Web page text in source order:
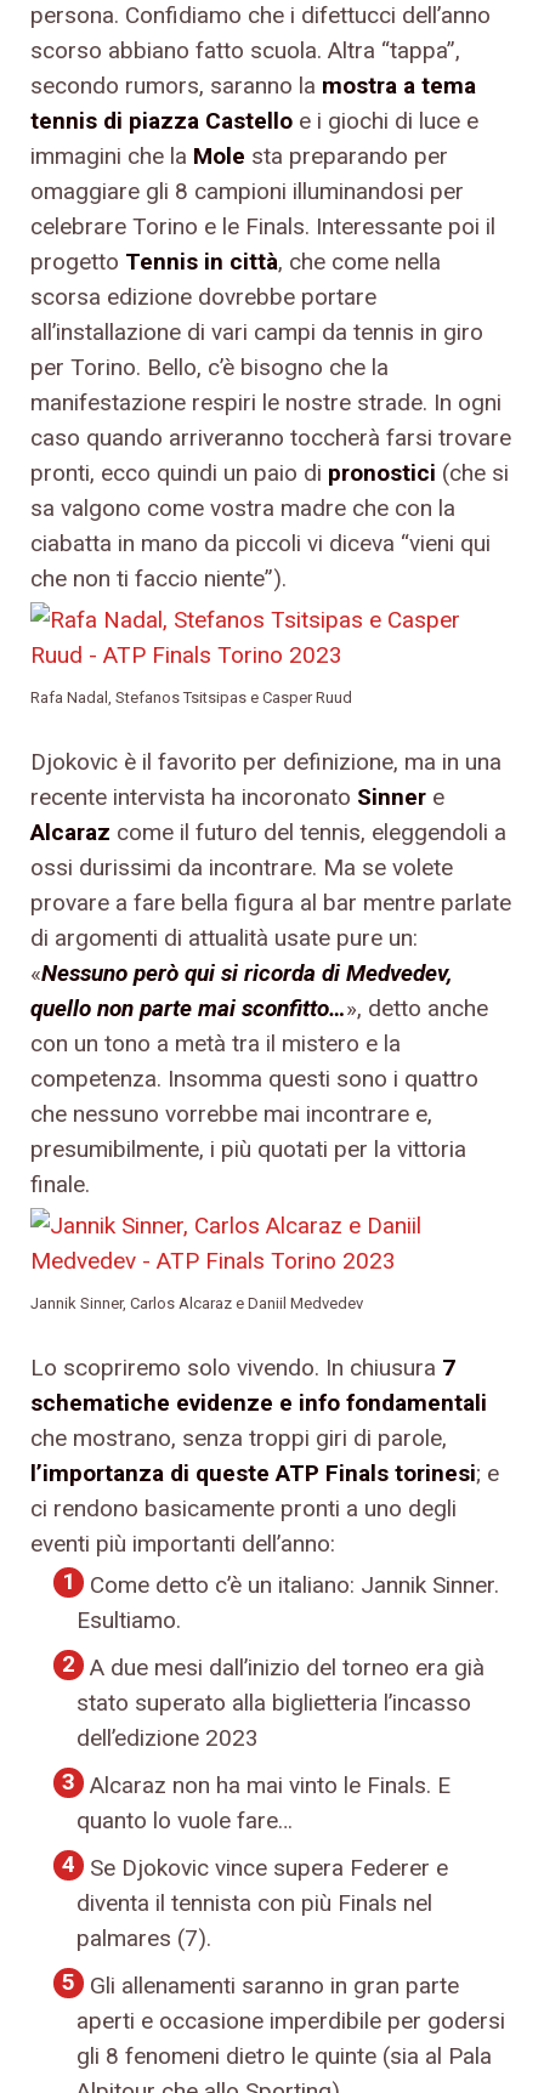
persona. Confidiamo che i difettucci dell’anno
scorso abbiano fatto scuola. Altra “tappa”,
secondo rumors, saranno la mostra a tema
tennis di piazza Castello e i giochi di luce e
immagini che la Mole sta preparando per
omaggiare gli 8 campioni illuminandosi per
celebrare Torino e le Finals. Interessante poi il
progetto Tennis in città, che come nella
scorsa edizione dovrebbe portare
all’installazione di vari campi da tennis in giro
per Torino. Bello, c’è bisogno che la
manifestazione respiri le nostre strade. In ogni
caso quando arriveranno toccherà farsi trovare
pronti, ecco quindi un paio di pronostici (che si
sa valgono come vostra madre che con la
ciabatta in mano da piccoli vi diceva “vieni qui
che non ti faccio niente”).
Rafa Nadal, Stefanos Tsitsipas e Casper Ruud
Djokovic è il favorito per definizione, ma in una
recente intervista ha incoronato Sinner e
Alcaraz come il futuro del tennis, eleggendoli a
ossi durissimi da incontrare. Ma se volete
provare a fare bella figura al bar mentre parlate
di argomenti di attualità usate pure un:
«Nessuno però qui si ricorda di Medvedev,
quello non parte mai sconfitto…», detto anche
con un tono a metà tra il mistero e la
competenza. Insomma questi sono i quattro
che nessuno vorrebbe mai incontrare e,
presumibilmente, i più quotati per la vittoria
finale.
Jannik Sinner, Carlos Alcaraz e Daniil Medvedev
Lo scopriremo solo vivendo. In chiusura 7
schematiche evidenze e info fondamentali
che mostrano, senza troppi giri di parole,
l’importanza di queste ATP Finals torinesi; e
ci rendono basicamente pronti a uno degli
eventi più importanti dell’anno:
Come detto c’è un italiano: Jannik Sinner.
Esultiamo.
A due mesi dall’inizio del torneo era già
stato superato alla biglietteria l’incasso
dell’edizione 2023
Alcaraz non ha mai vinto le Finals. E
quanto lo vuole fare…
Se Djokovic vince supera Federer e
diventa il tennista con più Finals nel
palmares (7).
Gli allenamenti saranno in gran parte
aperti e occasione imperdibile per godersi
gli 8 fenomeni dietro le quinte (sia al Pala